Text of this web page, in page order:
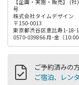
【企画・実施・販売】
(社
号
株式会社タイムデザイン
〒150-0013
東京都渋谷区恵比寿1-18-
0570-039866 月-金（
ご予約済みの
ご宿泊、レン